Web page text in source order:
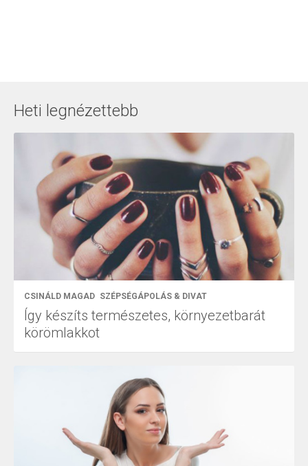
Heti legnézettebb
CSINÁLD MAGAD SZÉPSÉGÁPOLÁS & DIVAT
Így készíts természetes, környezetbarát
körömlakkot